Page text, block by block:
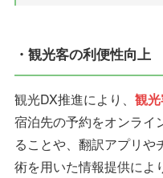
・観光客の利便性向上
観光DX推進により、 観
宿泊先の予約をオンライ
ることや、翻訳アプリ
術を用いた情報提供によ